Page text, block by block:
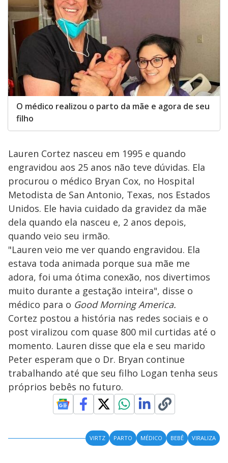
O médico realizou o parto da mãe e agora de seu
filho
Lauren Cortez nasceu em 1995 e quando
engravidou aos 25 anos não teve dúvidas. Ela
procurou o médico Bryan Cox, no Hospital
Metodista de San Antonio, Texas, nos Estados
Unidos. Ele havia cuidado da gravidez da mãe
dela quando ela nasceu e, 2 anos depois,
quando veio seu irmão.
"Lauren veio me ver quando engravidou. Ela
estava toda animada porque sua mãe me
adora, foi uma ótima conexão, nos divertimos
muito durante a gestação inteira", disse o
médico para o Good Morning America.
Cortez postou a história nas redes sociais e o
post viralizou com quase 800 mil curtidas até o
momento. Lauren disse que ela e seu marido
Peter esperam que o Dr. Bryan continue
trabalhando até que seu filho Logan tenha seus
próprios bebês no futuro.
VIRTZ PARTO MÉDICO BEBÊ VIRALIZA